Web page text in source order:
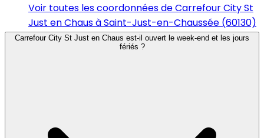
Voir toutes les coordonnées de Carrefour City St
Just en Chaus à Saint-Just-en-Chaussée (60130)
Carrefour City St Just en Chaus est-il ouvert le week-end et les jours
fériés ?